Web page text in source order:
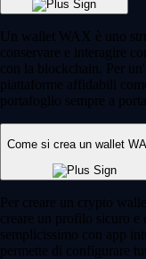
Un wallet WAX è uno
conservare e interagire
con la blockchain. Per
piattaforme affidabili
portafoglio sempre a
Come si crea un wallet
Per creare un crypto
creare un profilo sicuro
semplicissimo con app
permette di configurare